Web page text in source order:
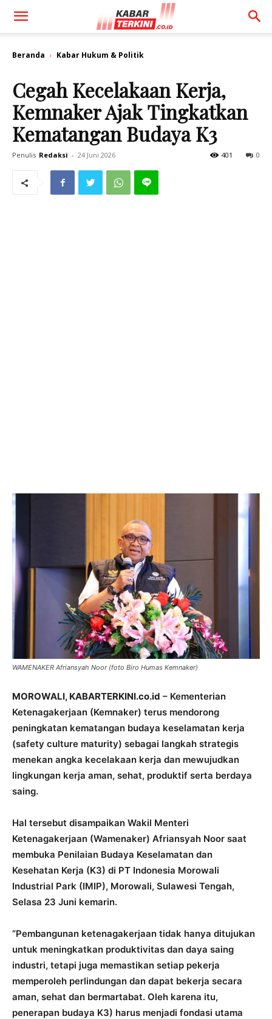
Beranda Kabar Hukum & Politik
Cegah Kecelakaan Kerja,
Kemnaker Ajak Tingkatkan
Kematangan Budaya K3
Penulis Redaksi - 24 Juni 2026 0
401
WAMENAKER Afriansyah Noor (foto Biro Humas Kemnaker)
MOROWALI, KABARTERKINI.co.id – Kementerian
Ketenagakerjaan (Kemnaker) terus mendorong
peningkatan kematangan budaya keselamatan kerja
(safety culture maturity) sebagai langkah strategis
menekan angka kecelakaan kerja dan mewujudkan
lingkungan kerja aman, sehat, produktif serta berdaya
saing.
Hal tersebut disampaikan Wakil Menteri
Ketenagakerjaan (Wamenaker) Afriansyah Noor saat
membuka Penilaian Budaya Keselamatan dan
Kesehatan Kerja (K3) di PT Indonesia Morowali
Industrial Park (IMIP), Morowali, Sulawesi Tengah,
Selasa 23 Juni kemarin.
“Pembangunan ketenagakerjaan tidak hanya ditujukan
untuk meningkatkan produktivitas dan daya saing
industri, tetapi juga memastikan setiap pekerja
memperoleh perlindungan dan dapat bekerja secara
aman, sehat dan bermartabat. Oleh karena itu,
penerapan budaya K3) harus menjadi fondasi utama